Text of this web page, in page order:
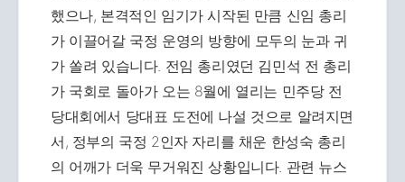
했으나, 본격적인 임기가 시작된 만큼 신임 총리
가 이끌어갈 국정 운영의 방향에 모두의 눈과 귀
가 쏠려 있습니다. 전임 총리였던 김민석 전 총리
가 국회로 돌아가 오는 8월에 열리는 민주당 전
당대회에서 당대표 도전에 나설 것으로 알려지면
서, 정부의 국정 2인자 자리를 채운 한성숙 총리
의 어깨가 더욱 무거워진 상황입니다. 관련 뉴스